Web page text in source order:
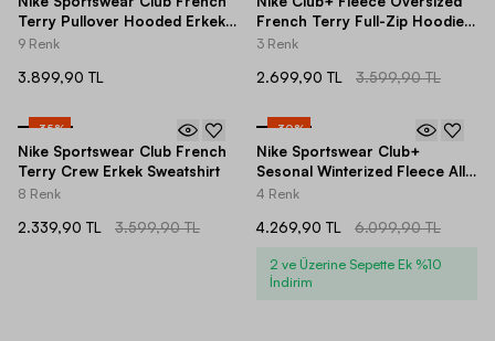
Terry Pullover Hooded Erkek
Sweatshirt
9 Renk
3.899,90 TL
French Terry Full-Zip Hoodie
Erkek Sweatshirt
3 Renk
2.699,90 TL 3.599,90 TL
-35%
Nike Sportswear Club French
Terry Crew Erkek Sweatshirt
8 Renk
2.339,90 TL 3.599,90 TL
-30%
Nike Sportswear Club+
Sesonal Winterized Fleece All
Over Printed Half-Zip Erkek
4 Renk
4.269,90 TL 6.099,90 TL
2 ve Üzerine Sepette Ek %10
İndirim